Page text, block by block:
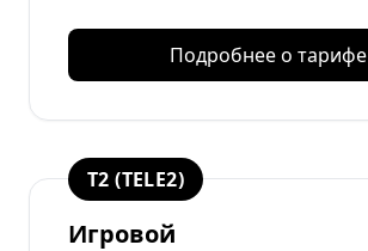
Подробнее о тарифе
T2 (TELE2)
Игровой